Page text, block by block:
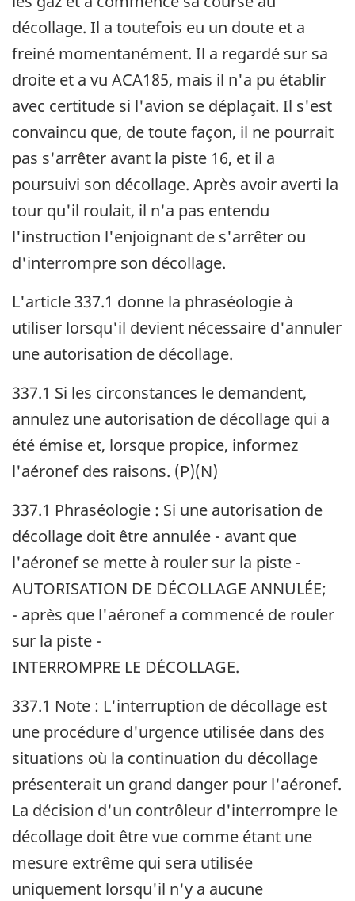
décollage. Il a toutefois eu un doute et a
freiné momentanément. Il a regardé sur sa
droite et a vu ACA185, mais il n'a pu établir
avec certitude si l'avion se déplaçait. Il s'est
convaincu que, de toute façon, il ne pourrait
pas s'arrêter avant la piste 16, et il a
poursuivi son décollage. Après avoir averti la
tour qu'il roulait, il n'a pas entendu
l'instruction l'enjoignant de s'arrêter ou
d'interrompre son décollage.
L'article 337.1 donne la phraséologie à
utiliser lorsqu'il devient nécessaire d'annuler
une autorisation de décollage.
337.1 Si les circonstances le demandent,
annulez une autorisation de décollage qui a
été émise et, lorsque propice, informez
l'aéronef des raisons. (P)(N)
337.1 Phraséologie : Si une autorisation de
décollage doit être annulée - avant que
l'aéronef se mette à rouler sur la piste -
AUTORISATION DE DÉCOLLAGE ANNULÉE;
- après que l'aéronef a commencé de rouler
sur la piste -
INTERROMPRE LE DÉCOLLAGE.
337.1 Note : L'interruption de décollage est
une procédure d'urgence utilisée dans des
situations où la continuation du décollage
présenterait un grand danger pour l'aéronef.
La décision d'un contrôleur d'interrompre le
décollage doit être vue comme étant une
mesure extrême qui sera utilisée
uniquement lorsqu'il n'y a aucune